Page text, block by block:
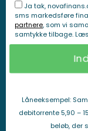
Ja tak,
sms markedsføre
partnere, som vi
samtykke tilbage.
Låneeksempel:
debitorrente 5,90 –
beløb, der